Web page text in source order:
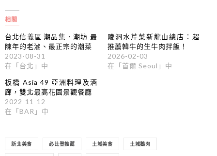
相關
台北信義區 潮品集．潮坊 最
陳年的老滷、最正宗的潮菜
2023-08-31
在「台北」中
陵洞水芹菜新龍山總店：超
推薦韓牛的生牛肉拌飯！
2026-02-03
在「首爾 Seoul」中
板橋 Asia 49 亞洲料理及酒
廊，雙北最高花園景觀餐廳
2022-11-12
在「BAR」中
新北美食 必比登推薦 土城美食 土城鵝肉